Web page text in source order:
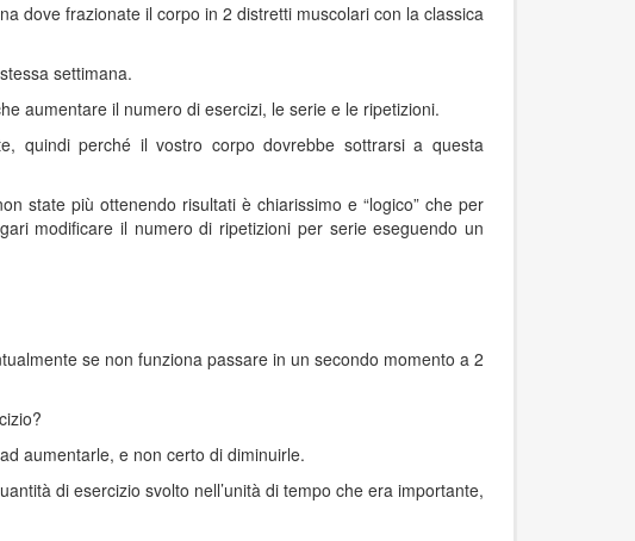
dove frazionate il corpo in 2 distretti muscolari con la classica
settimana.
aumentare il numero di esercizi, le serie e le ripetizioni.
quindi perché il vostro corpo dovrebbe sottrarsi a questa
state più ottenendo risultati è chiarissimo e “logico” che per
modificare il numero di ripetizioni per serie eseguendo un
se non funziona passare in un secondo momento a 2
aumentarle, e non certo di diminuirle.
di esercizio svolto nell’unità di tempo che era importante,